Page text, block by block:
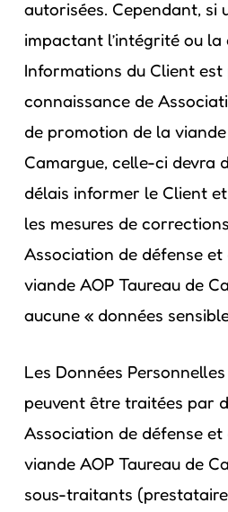
autorisées. Cependant, si
impactant l’intégrité ou
Informations du Client
connaissance de
de promotion de la
Camargue, celle-ci devra
délais informer le Client
les mesures de
Association de défense
viande AOP Taureau de
aucune « données
Les Données
peuvent être traitées par
Association de défense
viande AOP Taureau de
sous-traitants